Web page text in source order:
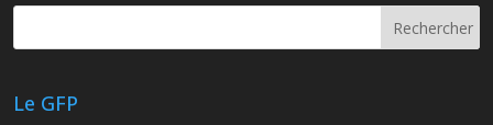
Le GFP